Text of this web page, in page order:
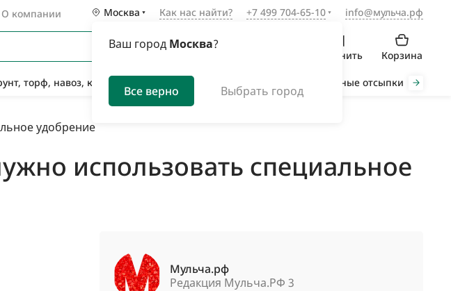
О компании Москва
Ваш город Москва?
Все верно Выбрать город
Как нас найти? +7 499 704-65-10 info@мульча.рф
Сравнить Корзина
торф, навоз, компост Органическая мульча Декоративные отсыпки
удобрение
использовать специальное
Мульча.рф
Редакция Мульча.РФ 3